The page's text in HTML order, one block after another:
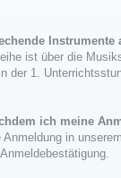
Instrumente
ist über die
der 1.
ich meine
Anmeldung in